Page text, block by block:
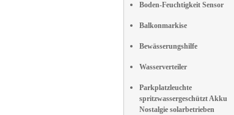
Boden-Feuchtigkeit Sensor
Balkonmarkise
Bewässerungshilfe
Wasserverteiler
Parkplatzleuchte
spritzwassergeschützt Akku
Nostalgie solarbetrieben